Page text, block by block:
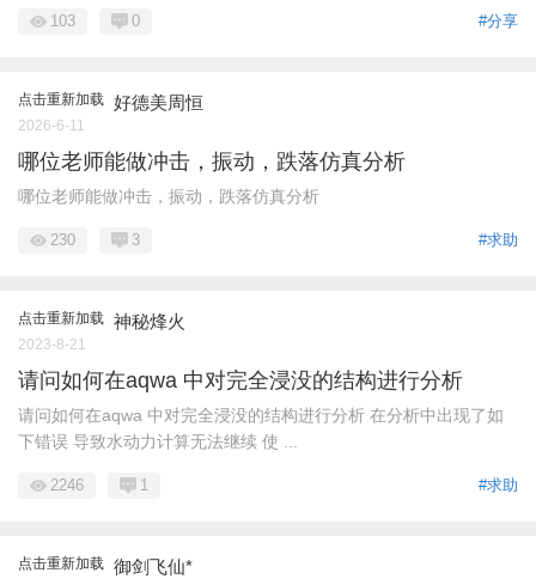
#分享
103 0
点击重新加载 好德美周恒
2026-6-11
哪位老师能做冲击，振动，跌落仿真分析
哪位老师能做冲击，振动，跌落仿真分析
#求助
230 3
点击重新加载 神秘烽火
2023-8-21
请问如何在aqwa 中对完全浸没的结构进行分析
请问如何在aqwa 中对完全浸没的结构进行分析 在分析中出现了如
下错误 导致水动力计算无法继续 使 ...
#求助
2246 1
点击重新加载 御剑飞仙*